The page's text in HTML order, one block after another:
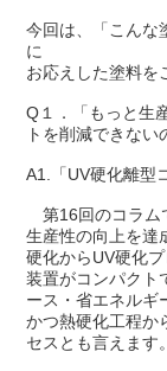
今回は、「こんな
に
お応えした塗料を
Q１．「もっと生
トを削減できない
A1.「UV硬化離型
第16回のコラム
生産性の向上を達
硬化からUV硬化
装置がコンパクト
ース・省エネルギ
かつ熱硬化工程か
セスとも言えます。